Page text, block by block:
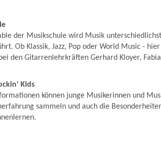
der Musikschule wird Musik
Ob Klassik, Jazz, Pop oder World Music -
den Gitarrenlehrkräften Gerhard Kloyer,
Kids
können junge Musikerinnen und
sammeln und auch die